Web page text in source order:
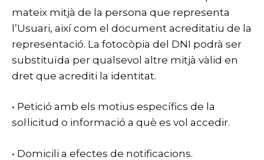
mateix mitjà de la persona que representa
l’Usuari, així com el document acreditatiu de la
representació. La fotocòpia del DNI podrà ser
substituïda per qualsevol altre mitjà vàlid en
dret que acrediti la identitat.
• Petició amb els motius específics de la
sol·licitud o informació a què es vol accedir.
• Domicili a efectes de notificacions.